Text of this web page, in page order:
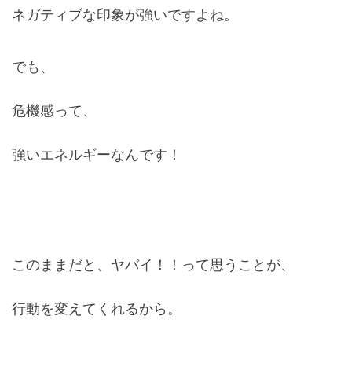
ネガティブな印象が強いですよね。
でも、
危機感って、
強いエネルギーなんです！
このままだと、ヤバイ！！って思うことが、
行動を変えてくれるから。